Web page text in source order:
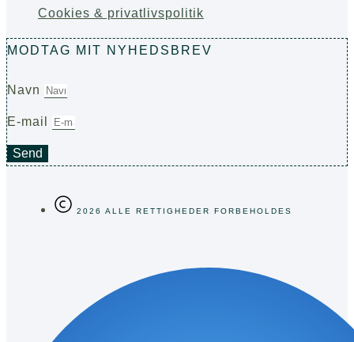
Cookies & privatlivspolitik
MODTAG MIT NYHEDSBREV
Navn
E-mail
Send
2026 ALLE RETTIGHEDER FORBEHOLDES